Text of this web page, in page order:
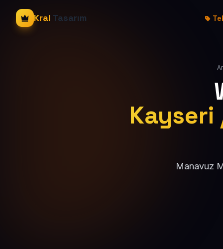
Kral Tasarım
Kayseri
Manavuz